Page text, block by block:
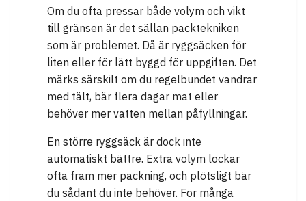
Om du ofta pressar både volym och vikt
till gränsen är det sällan packtekniken
som är problemet. Då är ryggsäcken för
liten eller för lätt byggd för uppgiften. Det
märks särskilt om du regelbundet vandrar
med tält, bär flera dagar mat eller
behöver mer vatten mellan påfyllningar.
En större ryggsäck är dock inte
automatiskt bättre. Extra volym lockar
ofta fram mer packning, och plötsligt bär
du sådant du inte behöver. För många